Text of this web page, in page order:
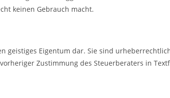
keinen Gebrauch macht.
geistiges Eigentum dar. Sie sind
Zustimmung des Steuerberaters in